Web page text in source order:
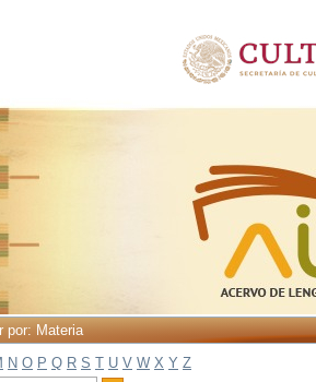
por: Materia
N O P Q R S T U V W X Y Z